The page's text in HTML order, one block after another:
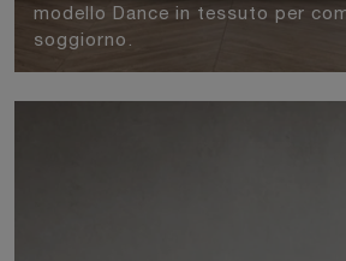
modello Dance in tessuto per
soggiorno.